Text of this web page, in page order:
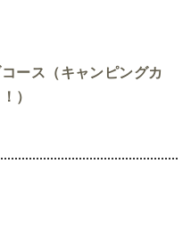
コース（キャンピングカ
）